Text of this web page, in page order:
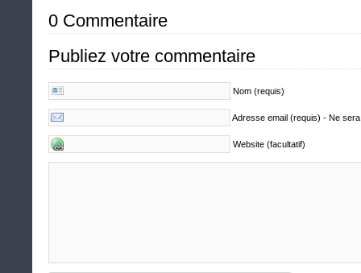
0 Commentaire
Publiez votre commentaire
Nom (requis)
Adresse email (requis) - Ne
Website (facultatif)